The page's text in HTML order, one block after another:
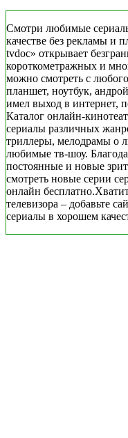
Смотри любимые
качестве без рекламы и
tvdoc» открывает
короткометражных и
можно смотреть с
планшет, ноутбук,
имел выход в интернет,
Каталог онлайн-
сериалы различных
триллеры, мелодрамы о
любимые тв-шоу.
постоянные и новые
смотреть новые серии
онлайн
телевизора – добавьте
сериалы в хорошем